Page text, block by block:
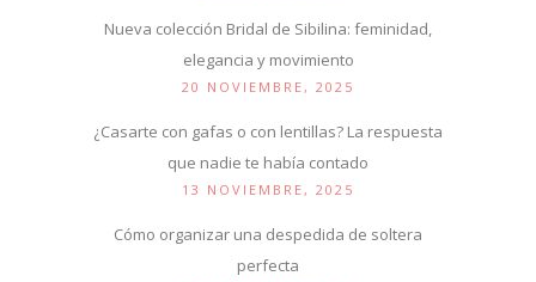
Nueva colección Bridal de Sibilina: feminidad,
elegancia y movimiento
20 NOVIEMBRE, 2025
¿Casarte con gafas o con lentillas? La respuesta
que nadie te había contado
13 NOVIEMBRE, 2025
Cómo organizar una despedida de soltera
perfecta